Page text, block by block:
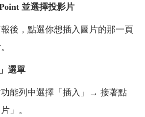
並選擇投影片
後，點選你想插入圖片的那一頁
選單
能列中選擇「插入」→ 接著點
」。